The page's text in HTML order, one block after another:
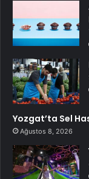
Yozgat’ta Sel
Ağustos 8, 2026